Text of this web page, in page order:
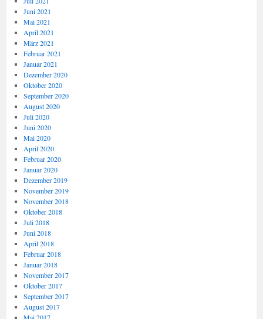
Juni 2021
Mai 2021
April 2021
März 2021
Februar 2021
Januar 2021
Dezember 2020
Oktober 2020
September 2020
August 2020
Juli 2020
Juni 2020
Mai 2020
April 2020
Februar 2020
Januar 2020
Dezember 2019
November 2019
November 2018
Oktober 2018
Juli 2018
Juni 2018
April 2018
Februar 2018
Januar 2018
November 2017
Oktober 2017
September 2017
August 2017
Mai 2017